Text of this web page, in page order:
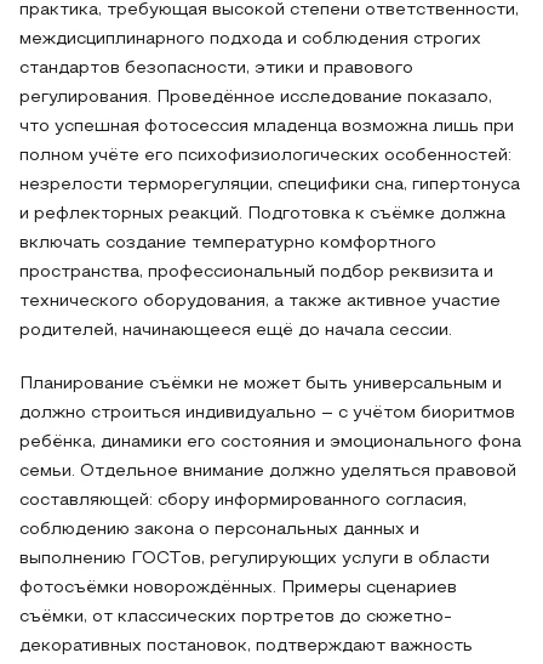
практика, требующая высокой степени ответственности,
междисциплинарного подхода и соблюдения строгих
стандартов безопасности, этики и правового
регулирования. Проведённое исследование показало,
что успешная фотосессия младенца возможна лишь при
полном учёте его психофизиологических особенностей:
незрелости терморегуляции, специфики сна, гипертонуса
и рефлекторных реакций. Подготовка к съёмке должна
включать создание температурно комфортного
пространства, профессиональный подбор реквизита и
технического оборудования, а также активное участие
родителей, начинающееся ещё до начала сессии.
Планирование съёмки не может быть универсальным и
должно строиться индивидуально – с учётом биоритмов
ребёнка, динамики его состояния и эмоционального фона
семьи. Отдельное внимание должно уделяться правовой
составляющей: сбору информированного согласия,
соблюдению закона о персональных данных и
выполнению ГОСТов, регулирующих услуги в области
фотосъёмки новорождённых. Примеры сценариев
съёмки, от классических портретов до сюжетно-
декоративных постановок, подтверждают важность